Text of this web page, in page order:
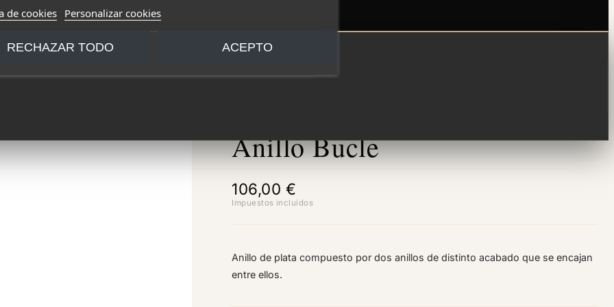
Anillo Bucle
106,00 €
Impuestos incluidos
Anillo de plata compuesto por dos anillos de distinto acabado que se encajan
entre ellos.
de cookies Personalizar cookies
RECHAZAR TODO ACEPTO